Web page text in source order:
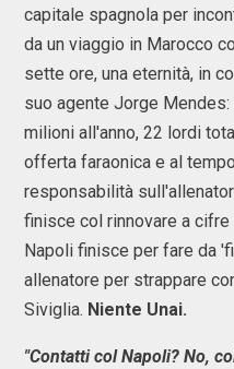
capitale spagnola per
da un viaggio in Marocco
sette ore, una eternità, in
suo agente Jorge
milioni all'anno, 22 lordi
offerta faraonica e al
responsabilità
finisce col rinnovare a
Napoli finisce per fare da
allenatore per strappare
Siviglia. Niente Unai.
"Contatti col Napoli? No,